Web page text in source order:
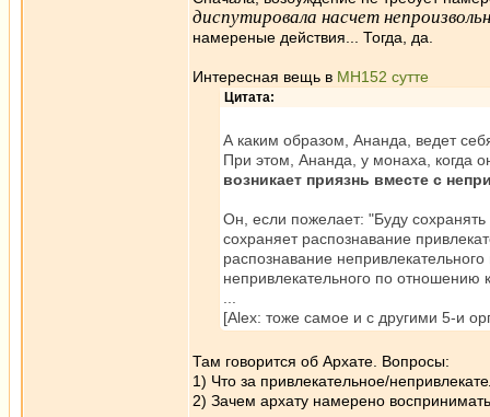
диспутировала насчет
намереные действия... Тогда, да.
Интересная вещь в МН152 сутте
Цитата:
А каким образом, Ананда, ведет
При этом, Ананда, у монаха, когда
возникает приязнь вместе с
Он, если пожелает: "Буду
сохраняет распознавание
распознавание
непривлекательного по отношению
[Alex: тоже самое и с другими 5-и
Там говорится об Архате. Вопросы:
1) Что за привлекательное/
2) Зачем архату намерено